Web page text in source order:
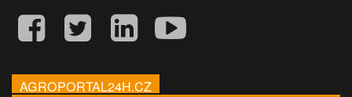
AGROPORTAL24H.CZ